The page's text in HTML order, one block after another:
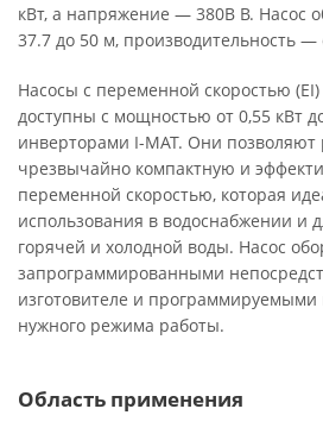
кВт, а напряжение — 380В В. Насос
37.7 до 50 м, производительность —
Насосы с переменной скоростью
доступны с мощностью от 0,55 кВт
инверторами I-MAT. Они позволяют
чрезвычайно компактную и
переменной скоростью, которая
использования в водоснабжении и
горячей и холодной воды. Насос
запрограммированными
изготовителе и программируемыми
нужного режима работы.
Область применения